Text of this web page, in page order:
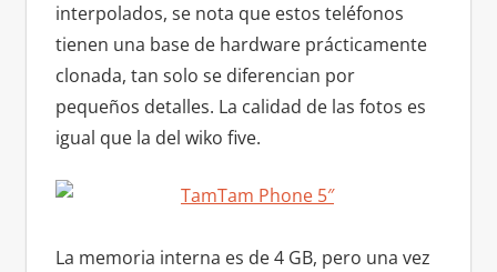
interpolados, se nota que estos teléfonos
tienen una base de hardware prácticamente
clonada, tan solo se diferencian por
pequeños detalles. La calidad de las fotos es
igual que la del wiko five.
La memoria interna es de 4 GB, pero una vez